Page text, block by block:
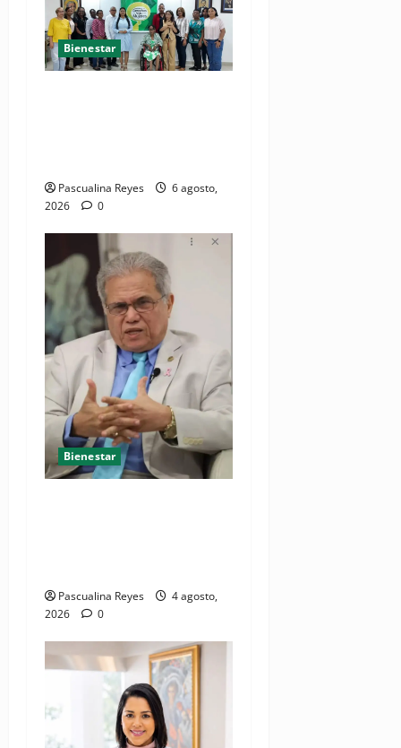
Bienestar
Pascualina Reyes
6 agosto,
2026
0
Bienestar
Pascualina Reyes
4 agosto,
2026
0